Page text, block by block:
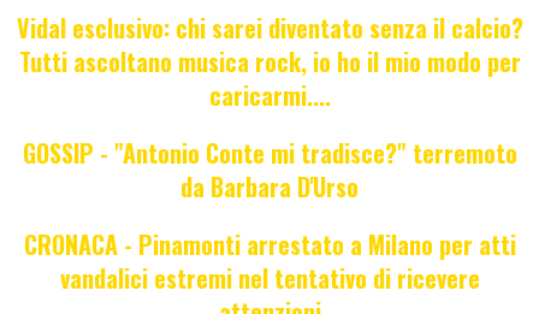
Vidal esclusivo: chi sarei diventato senza il calcio?
Tutti ascoltano musica rock, io ho il mio modo per
caricarmi....
GOSSIP - "Antonio Conte mi tradisce?" terremoto
da Barbara D'Urso
CRONACA - Pinamonti arrestato a Milano per atti
vandalici estremi nel tentativo di ricevere